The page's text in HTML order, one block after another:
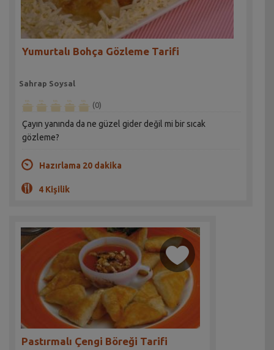
Yumurtalı Bohça Gözleme Tarifi
Sahrap Soysal
(0)
Çayın yanında da ne güzel gider değil mi bir sıcak
gözleme?
Hazırlama 20 dakika
4 Kişilik
Pastırmalı Çengi Böreği Tarifi